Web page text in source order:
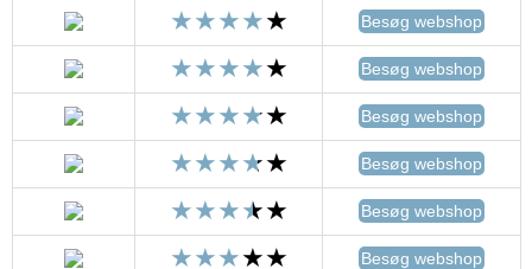
Besøg webshop
Besøg webshop
Besøg webshop
Besøg webshop
Besøg webshop
Besøg webshop